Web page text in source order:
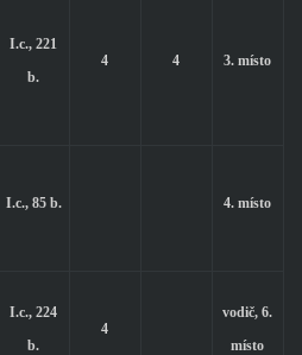
I.c., 221
b.
4 4 3. místo
I.c., 85 b. 4. místo
I.c., 224
b.
4
vodič, 6.
místo